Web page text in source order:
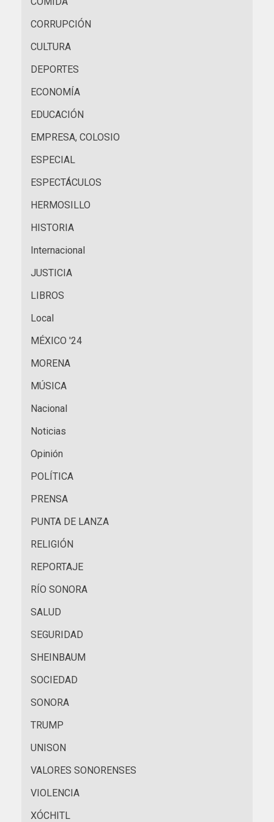
CORRUPCIÓN
CULTURA
DEPORTES
ECONOMÍA
EDUCACIÓN
EMPRESA, COLOSIO
ESPECIAL
ESPECTÁCULOS
HERMOSILLO
HISTORIA
Internacional
JUSTICIA
LIBROS
Local
MÉXICO '24
MORENA
MÚSICA
Nacional
Noticias
Opinión
POLÍTICA
PRENSA
PUNTA DE LANZA
RELIGIÓN
REPORTAJE
RÍO SONORA
SALUD
SEGURIDAD
SHEINBAUM
SOCIEDAD
SONORA
TRUMP
UNISON
VALORES SONORENSES
VIOLENCIA
XÓCHITL